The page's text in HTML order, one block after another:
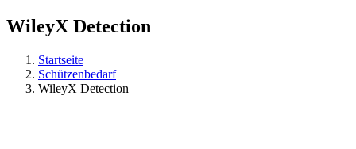
WileyX Detection
Startseite
Schützenbedarf
WileyX Detection